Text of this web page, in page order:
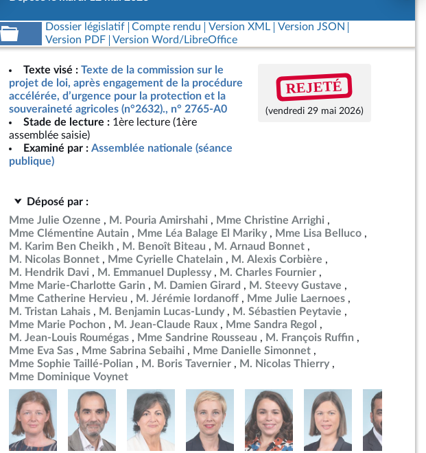
Date de dépôt
13 mai 2026
13 mai 2026
13 mai 2026
13 mai 2026
13 mai 2026
13 mai 2026
Dossier législatif Compte rendu Version XML
Version JSON
Version PDF
Version Word/LibreOffice
Texte visé : Texte de la commission sur le
projet de loi, après engagement de la procédure
accélérée, d’urgence pour la protection et la
souveraineté agricoles (n°2632)., n° 2765-A0
Stade de lecture : 1ère lecture (1ère
assemblée saisie)
Examiné par : Assemblée nationale (séance
publique)
REJETÉ
(vendredi 29 mai 2026)
Déposé par :
Mme Julie Ozenne
M. Pouria Amirshahi
Mme Christine Arrighi
Mme Clémentine Autain
Mme Léa Balage El Mariky
Mme Lisa Belluco
M. Karim Ben Cheikh
M. Benoît Biteau
M. Arnaud Bonnet
M. Nicolas Bonnet
Mme Cyrielle Chatelain
M. Alexis Corbière
M. Hendrik Davi
M. Emmanuel Duplessy
M. Charles Fournier
Mme Marie-Charlotte Garin
M. Damien Girard
M. Steevy Gustave
Mme Catherine Hervieu
M. Jérémie Iordanoff
Mme Julie Laernoes
M. Tristan Lahais
M. Benjamin Lucas-Lundy
M. Sébastien Peytavie
Mme Marie Pochon
M. Jean-Claude Raux
Mme Sandra Regol
M. Jean-Louis Roumégas
Mme Sandrine Rousseau
M. François Ruffin
Mme Eva Sas
Mme Sabrina Sebaihi
Mme Danielle Simonnet
Mme Sophie Taillé-Polian
M. Boris Tavernier
M. Nicolas Thierry
Mme Dominique Voynet